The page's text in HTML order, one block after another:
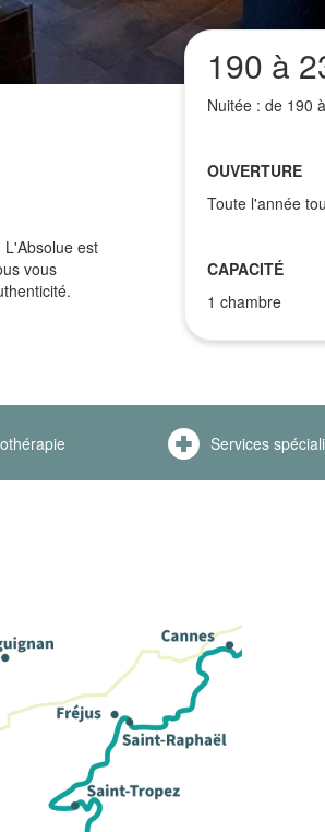
est
vous
190 à
Nuitée : de 190
OUVERTURE
Toute l'année
CAPACITÉ
1 chambre
Services